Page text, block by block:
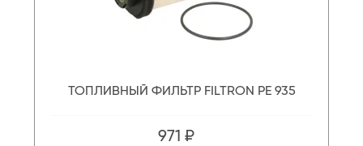
ТОПЛИВНЫЙ ФИЛЬТР FILTRON PE 935
971 ₽